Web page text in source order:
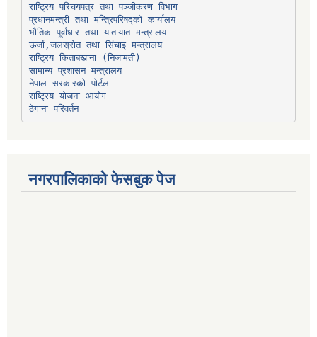
राष्ट्रिय परिचयपत्र तथा पञ्‍जीकरण विभाग
प्रधानमन्त्री तथा मन्त्रिपरिषद्को कार्यालय
भौतिक पूर्वाधार तथा यातायात मन्त्रालय
ऊर्जा,जलस्रोत तथा सिंचाइ मन्त्रालय
सामान्य प्रशासन मन्त्रालय
नेपाल सरकारको पोर्टल
राष्ट्रिय योजना आयोग
ठेगाना परिवर्तन
नगरपालिकाको फेसबुक पेज